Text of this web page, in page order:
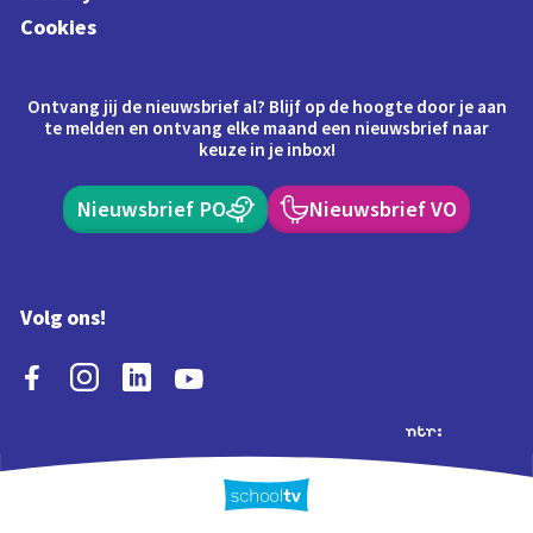
Cookies
Ontvang jij de nieuwsbrief al? Blijf op de hoogte door je aan
te melden en ontvang elke maand een nieuwsbrief naar
keuze in je inbox!
Nieuwsbrief PO Nieuwsbrief VO
Volg ons!